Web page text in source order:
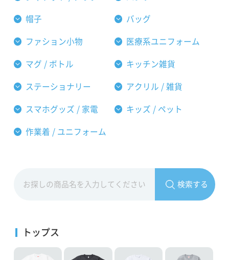
帽子 バッグ
ファション小物 医療系ユニフォーム
マグ / ボトル キッチン雑貨
ステーショナリー アクリル / 雑貨
スマホグッズ / 家電 キッズ / ペット
作業着 / ユニフォーム
検索する
トップス